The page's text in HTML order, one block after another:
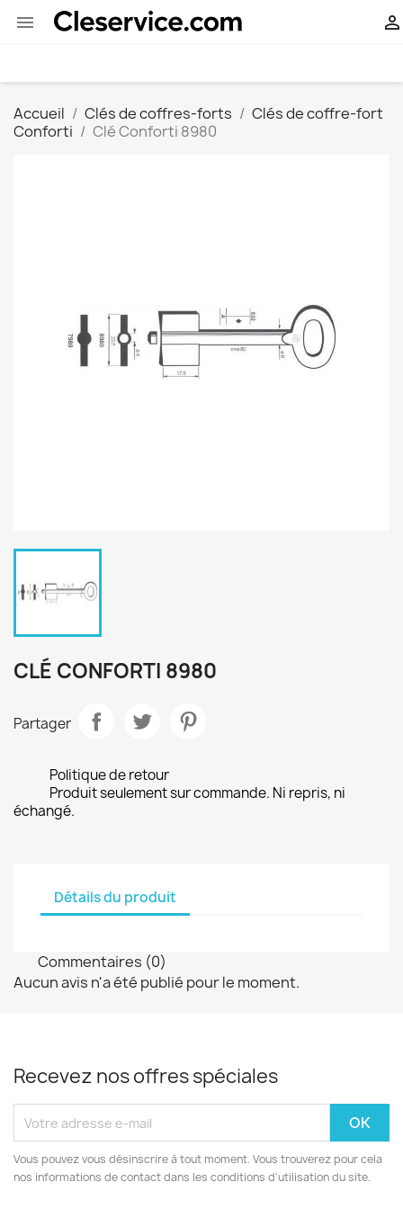
 
Accueil Clés de coffres-forts
Clés de coffre-fort
Conforti
Clé Conforti 8980
CLÉ CONFORTI 8980
Partager
Politique de retour
Produit seulement sur commande. Ni repris, ni
échangé.
Détails du produit
Commentaires (0)
Aucun avis n'a été publié pour le moment.
Recevez nos offres spéciales
Vous pouvez vous désinscrire à tout moment. Vous trouverez pour cela
nos informations de contact dans les conditions d'utilisation du site.